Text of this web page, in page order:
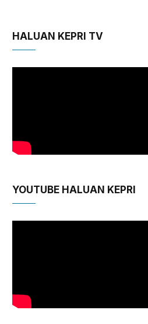
HALUAN KEPRI TV
YOUTUBE HALUAN KEPRI